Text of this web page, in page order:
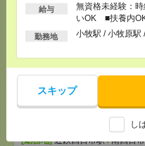
給与
無資格未経験：
いOK ■扶養内
以上
勤務地 小牧駅 / 小牧原駅
スキップ
し
【医療行為はナシ】時
無資格の方：時給
福祉士：時給1700円～2125円 /
1500円～1875円
[交通費]全額支給
[勤務地]近鉄四日市駅/南四日